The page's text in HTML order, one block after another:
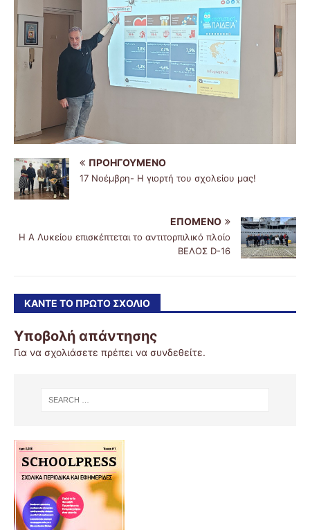
ΠΡΟΗΓΟΎΜΕΝΟ
17 Νοέμβρη- Η γιορτή του σχολείου μας!
ΕΠΌΜΕΝΟ
Η Α Λυκείου επισκέπτεται το αντιτορπιλικό πλοίο
ΒΕΛΟΣ D-16
ΚΆΝΤΕ ΤΟ ΠΡΏΤΟ ΣΧΌΛΙΟ
Υποβολή απάντησης
Για να σχολιάσετε πρέπει να συνδεθείτε.